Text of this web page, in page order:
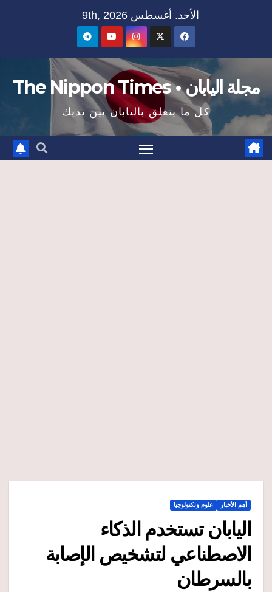
الأحد. أغسطس 9th, 2026
مجلة اليابان • The Nippon Times
كل ما يتعلق باليابان بين يديك
أهم الأخبار علوم وتكنولوجيا
اليابان تستخدم الذكاء
الاصطناعي لتشخيص الإصابة
بالسرطان